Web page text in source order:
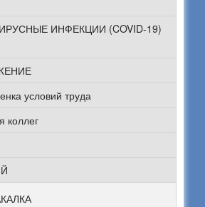
ИНФЕКЦИИ (COVID-19)
условий труда
коллег